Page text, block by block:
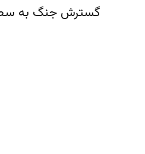
گسترش جنگ به